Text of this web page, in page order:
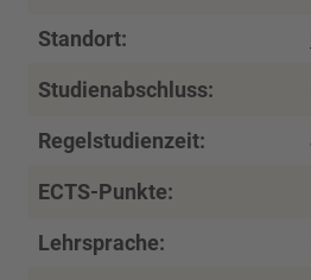
Standort:
Studienabschluss:
Regelstudienzeit:
ECTS-Punkte:
Lehrsprache: